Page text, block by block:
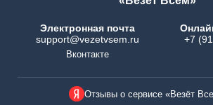
Электронная почта
support@vezetvsem.ru
Вконтакте
+7
Отзывы о сервисе «Везёт